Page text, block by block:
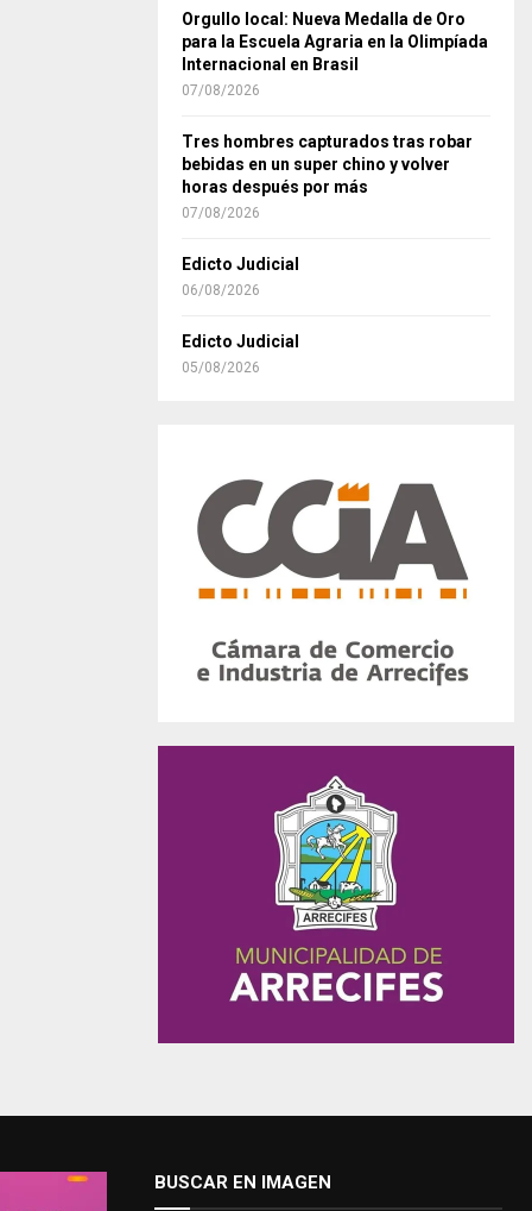
Orgullo local: Nueva Medalla de Oro
para la Escuela Agraria en la Olimpíada
Internacional en Brasil
07/08/2026
Tres hombres capturados tras robar
bebidas en un super chino y volver
horas después por más
07/08/2026
Edicto Judicial
06/08/2026
Edicto Judicial
05/08/2026
BUSCAR EN IMAGEN